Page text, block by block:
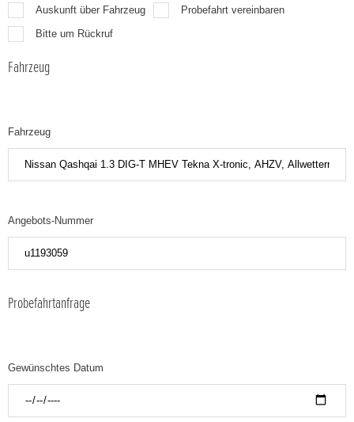
Auskunft über Fahrzeug
Probefahrt vereinbaren
Bitte um Rückruf
Fahrzeug
Fahrzeug
Angebots-Nummer
Probefahrtanfrage
Gewünschtes Datum